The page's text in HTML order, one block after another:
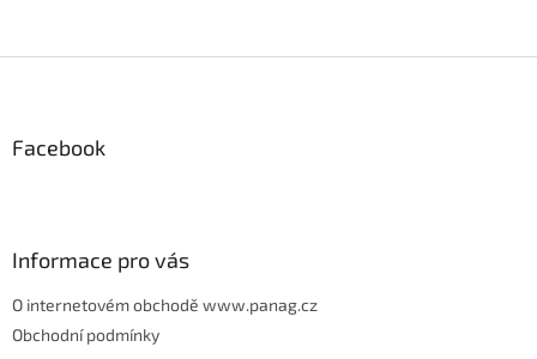
p
aFacebook
Informace pro vás
O internetovém obchodě www.panag.cz
Obchodní podmínky